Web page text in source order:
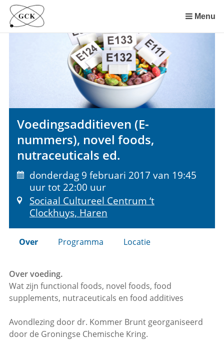
Sla
links
over
menu
Menu
Voedingsadditieven (E-
nummers), novel foods,
nutraceuticals ed.
donderdag 9 februari 2017 van 19:45
uur tot 22:00 uur
Sociaal Cultureel Centrum ‘t
Clockhuys, Haren
Over Programma Locatie
Over voeding.
Wat zijn functional foods, novel foods, food
supplements, nutraceuticals en food additives
Avondlezing door dr. Kommer Brunt georganiseerd
door de Groningse Chemische Kring.